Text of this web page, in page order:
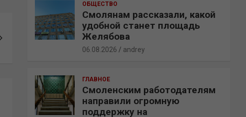
ОБЩЕСТВО
Смолянам рассказали, какой
удобной станет площадь
Желябова
06.08.2026 andrey
ГЛАВНОЕ
Смоленским работодателям
направили огромную
поддержку на